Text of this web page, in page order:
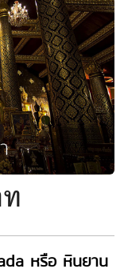
หรือ หินยาน